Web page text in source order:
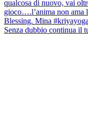
Senza dubbio continua il